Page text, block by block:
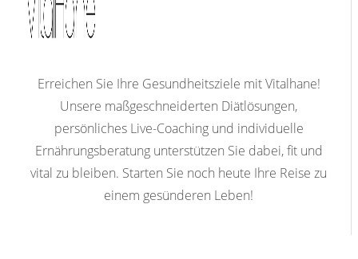
Erreichen Sie Ihre Gesundheitsziele mit Vitalhane!
Unsere maßgeschneiderten Diätlösungen,
persönliches Live-Coaching und individuelle
Ernährungsberatung unterstützen Sie dabei, fit und
vital zu bleiben. Starten Sie noch heute Ihre Reise zu
einem gesünderen Leben!